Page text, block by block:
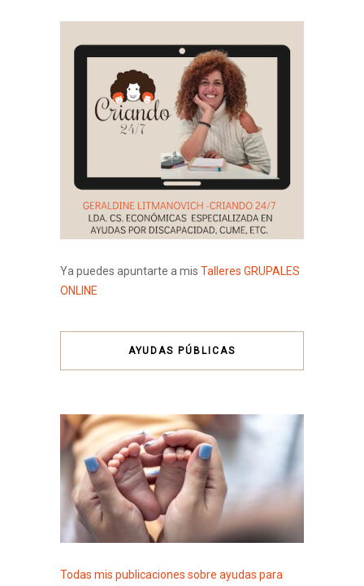
Ya puedes apuntarte a mis Talleres GRUPALES
ONLINE
AYUDAS PÚBLICAS
Todas mis publicaciones sobre ayudas para